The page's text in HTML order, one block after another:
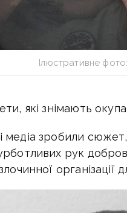
Ілюстративне
які знімають
медіа зробили
рук
організації